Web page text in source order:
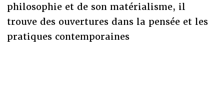
philosophie et de son matérialisme, il
trouve des ouvertures dans la pensée et les
pratiques contemporaines